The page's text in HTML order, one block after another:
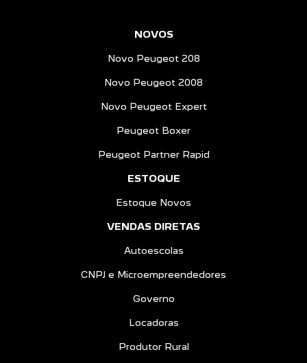
NOVOS
Novo Peugeot 208
Novo Peugeot 2008
Novo Peugeot Expert
Peugeot Boxer
Peugeot Partner Rapid
ESTOQUE
Estoque Novos
VENDAS DIRETAS
Autoescolas
CNPJ e Microempreendedores
Governo
Locadoras
Produtor Rural